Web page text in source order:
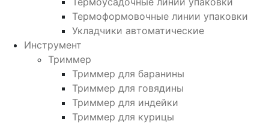
Термоформовочные линии упаковки
Укладчики автоматические
Инструмент
Триммер
Триммер для баранины
Триммер для говядины
Триммер для индейки
Триммер для курицы